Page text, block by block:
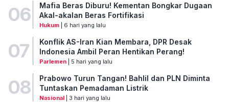
06
Mafia Beras Diburu! Kementan Bongkar Dugaan
Akal-akalan Beras Fortifikasi
Hukum| 6 hari yang lalu
07
Konflik AS-Iran Kian Membara, DPR Desak
Indonesia Ambil Peran Hentikan Perang!
Parlemen| 5 hari yang lalu
08
Prabowo Turun Tangan! Bahlil dan PLN Diminta
Tuntaskan Pemadaman Listrik
Nasional| 3 hari yang lalu